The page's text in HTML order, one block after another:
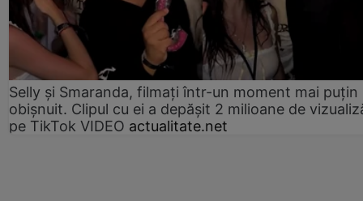
Selly și Smaranda, filmați într-un moment mai puțin
obișnuit. Clipul cu ei a depășit 2 milioane de
pe TikTok VIDEO actualitate.net